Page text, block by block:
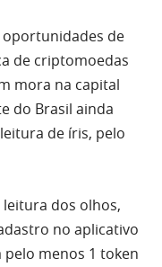
de
de criptomoedas
mora na capital
do Brasil ainda
de íris, pelo
dos olhos,
no aplicativo
pelo menos 1 token